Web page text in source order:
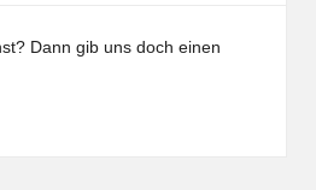
Dann gib uns doch einen